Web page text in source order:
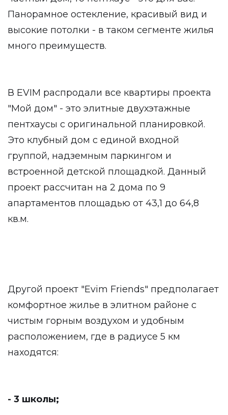
Панорамное остекление, красивый вид и
высокие потолки - в таком сегменте жилья
много преимуществ.
В EVIM распродали все квартиры проекта
"Мой дом" - это элитные двухэтажные
пентхаусы с оригинальной планировкой.
Это клубный дом с единой входной
группой, надземным паркингом и
встроенной детской площадкой. Данный
проект рассчитан на 2 дома по 9
апартаментов площадью от 43,1 до 64,8
кв.м.
Другой проект "Evim Friends" предполагает
комфортное жилье в элитном районе с
чистым горным воздухом и удобным
расположением, где в радиусе 5 км
находятся:
- 3 школы;